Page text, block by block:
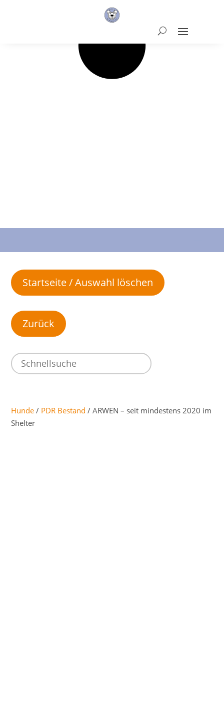
Startseite / Auswahl löschen
Hunde / PDR Bestand / ARWEN – seit mindestens 2020 im
Shelter